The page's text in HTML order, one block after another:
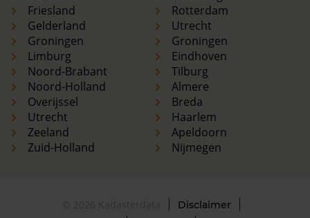
Friesland
Gelderland
Groningen
Limburg
Noord-Brabant
Noord-Holland
Overijssel
Utrecht
Zeeland
Zuid-Holland
Rotterdam
Utrecht
Groningen
Eindhoven
Tilburg
Almere
Breda
Haarlem
Apeldoorn
Nijmegen
Disclaimer